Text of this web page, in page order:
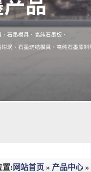
置: 网站首页 » 产品中心 »